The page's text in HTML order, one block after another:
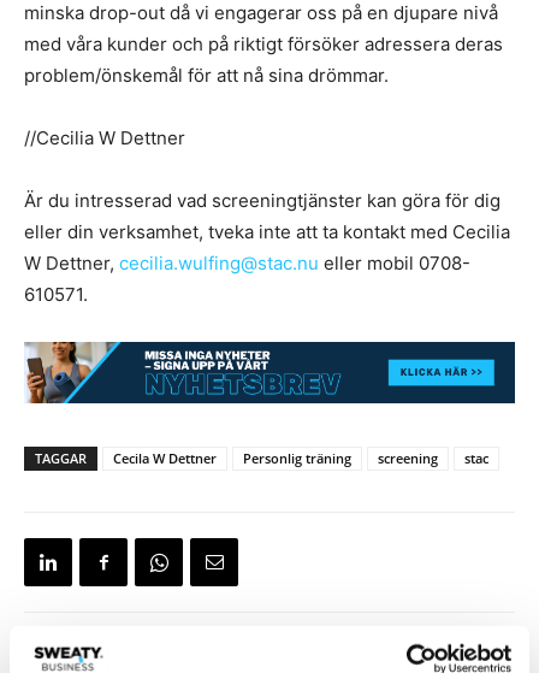
minska drop-out då vi engagerar oss på en djupare nivå
med våra kunder och på riktigt försöker adressera deras
problem/önskemål för att nå sina drömmar.
//Cecilia W Dettner
Är du intresserad vad screeningtjänster kan göra för dig
eller din verksamhet, tveka inte att ta kontakt med Cecilia
W Dettner, cecilia.wulfing@stac.nu eller mobil 0708-
610571.
TAGGAR Cecila W Dettner Personlig träning screening stac